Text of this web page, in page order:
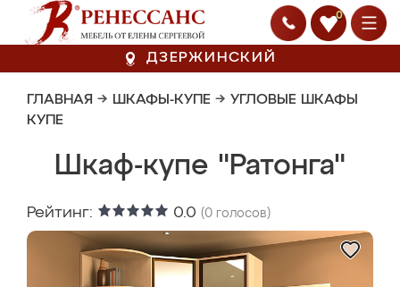
0
ДЗЕРЖИНСКИЙ
ГЛАВНАЯ → ШКАФЫ-КУПЕ → УГЛОВЫЕ ШКАФЫ
КУПЕ
Шкаф-купе "Ратонга"
Рейтинг: 0.0 (0 голосов)